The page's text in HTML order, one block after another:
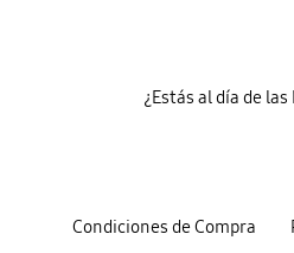
Condiciones de Compra
¿Estás al día de